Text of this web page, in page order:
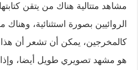
مشاهد متتالية هناك من يتقن
الروائيين بصورة استثنائية،
كالمخرجين، يمكن أن تشعر أن
هو مشهد تصويري طويل أيضا، وإذا